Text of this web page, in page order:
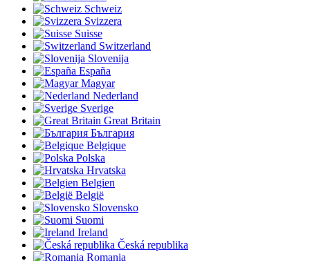
Schweiz
Svizzera
Suisse
Switzerland
Slovenija
España
Magyar
Nederland
Sverige
Great Britain
България
Belgique
Polska
Hrvatska
Belgien
België
Slovensko
Suomi
Ireland
Česká republika
Romania